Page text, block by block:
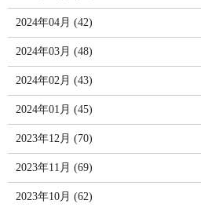
2024年04月 (42)
2024年03月 (48)
2024年02月 (43)
2024年01月 (45)
2023年12月 (70)
2023年11月 (69)
2023年10月 (62)